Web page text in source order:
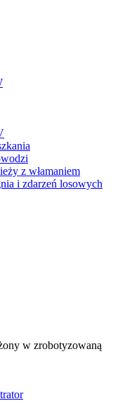
z włamaniem
i zdarzeń losowych
w zrobotyzowaną